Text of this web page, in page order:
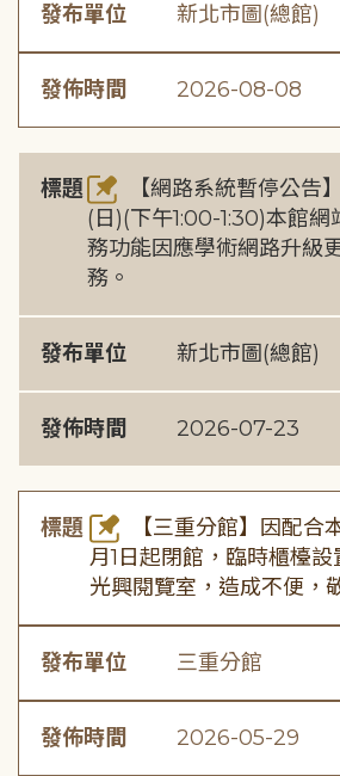
發布單位 新北市圖(總館)
發佈時間 2026-08-08
標題
【網路系統暫停公告
(日)(下午1:00-1:30)本館
務功能因應學術網路升級
務。
發布單位 新北市圖(總館)
發佈時間 2026-07-23
標題
【三重分館】因配合
月1日起閉館，臨時櫃檯
光興閱覽室，造成不便，
發布單位 三重分館
發佈時間 2026-05-29